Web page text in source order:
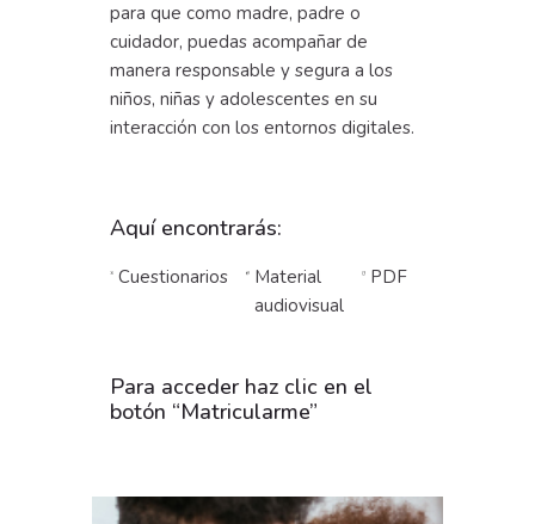
para que como madre, padre o
cuidador, puedas acompañar de
manera responsable y segura a los
niños, niñas y adolescentes en su
interacción con los entornos digitales.
Aquí encontrarás:
Cuestionarios
Material
audiovisual
PDF
Para acceder haz clic en el
botón “Matricularme”